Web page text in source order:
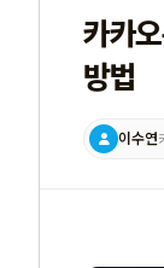
카카
방법
이수연